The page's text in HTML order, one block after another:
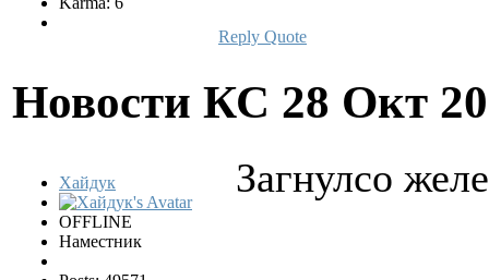
Reply Quote
Новости КС 28 Окт
Хайдук
OFFLINE
Наместник
Загнулсo